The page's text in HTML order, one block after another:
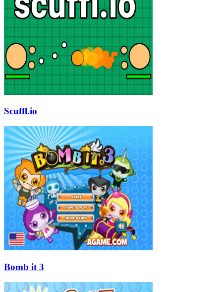
Scuffl.io
Bomb it 3